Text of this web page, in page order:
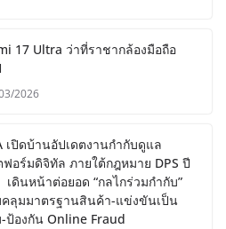
17 Ultra ว่าที่ราชากล้องมือถือ
2026
เปิดบ้านอัปเดตงานกำกับดูแล
อร์มดิจิทัล ภายใต้กฎหมาย DPS ปี
เดินหน้าต่อยอด “กลไกร่วมกำกับ”
คลุมมาตรฐานสินค้า-แข่งขันเป็น
ป้องกัน Online Fraud